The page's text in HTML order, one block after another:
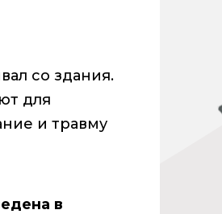
со здания.
для
и травму
в